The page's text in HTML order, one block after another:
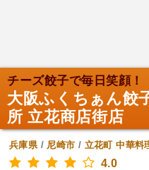
チーズ餃子で毎日笑顔！
大阪ふくちぁん餃
所 立花商店街店
兵庫県/ 尼崎市 / 立花町 中華料
4.0